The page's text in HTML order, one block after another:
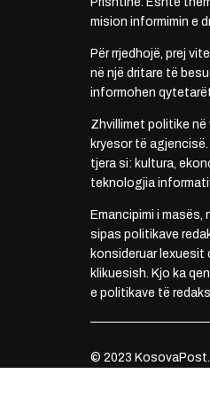
mision informimin e
Për rrjedhojë, prej
në një dritare të
informohen
Zhvillimet politike në
kryesor të
tjera si: kultura,
teknologjia
Emancipimi i
sipas politikave
konsideruar lexuesit
klikuesish. Kjo ka
e politikave të
© 2023